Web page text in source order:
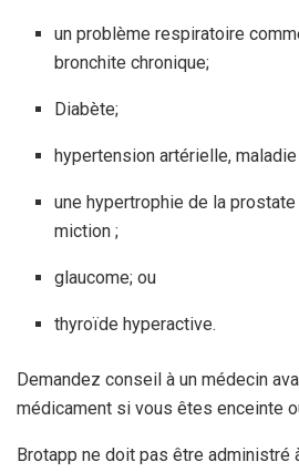
un problème respiratoire
bronchite chronique;
Diabète;
hypertension artérielle,
une hypertrophie de la
miction ;
glaucome; ou
thyroïde hyperactive.
Demandez conseil à un médecin
médicament si vous êtes enceinte
Brotapp ne doit pas être administré